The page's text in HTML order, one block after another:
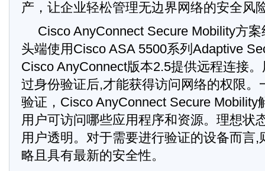
产，让企业轻松管理无边界网络的安全风
Cisco AnyConnect Secure Mobility方
头端使用Cisco ASA 5500系列Adaptive
Cisco AnyConnect版本2.5提供远程连接
过身份验证后,才能获得访问网络的权限。
验证，Cisco AnyConnect Secure Mobility
用户可访问哪些应用程序和资源。理想状
用户透明。对于需要进行验证的设备而言,
略且具有最新的安全性。